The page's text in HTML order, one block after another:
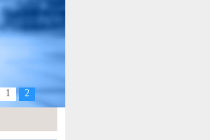
1 2